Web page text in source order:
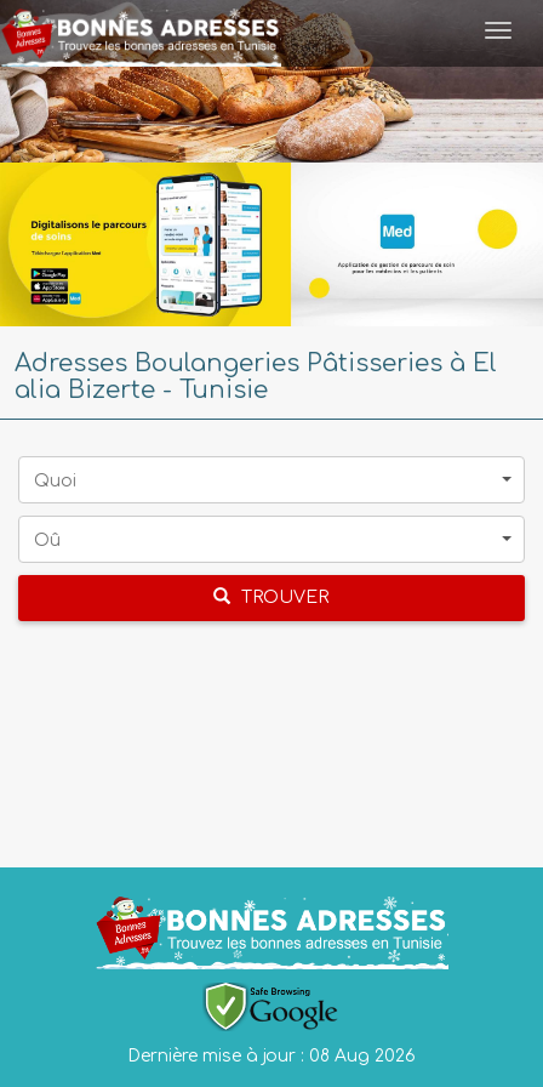
Adresses Boulangeries Pâtisseries à El
alia Bizerte - Tunisie
Quoi
Oû
TROUVER
Dernière mise à jour : 08 Aug 2026